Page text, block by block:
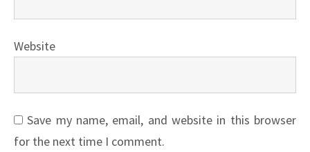
Website
Save my name, email, and website in this browser
for the next time I comment.